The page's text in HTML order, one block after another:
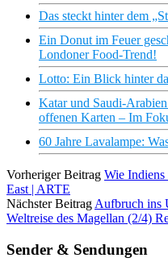
Das steckt hinter dem
Ein Donut im Feuer
Londoner Food-Trend!
Lotto: Ein Blick hinter
Katar und Saudi-
offenen Karten – Im
60 Jahre Lavalampe:
Vorheriger Beitrag Wie Indiens
East | ARTE
Nächster Beitrag Aufbruch ins
Weltreise des Magellan (2/4)
Sender & Sendungen